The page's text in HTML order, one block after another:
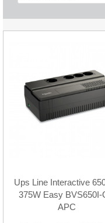
Ups Line Interactive
375W Easy BVS650I-
APC